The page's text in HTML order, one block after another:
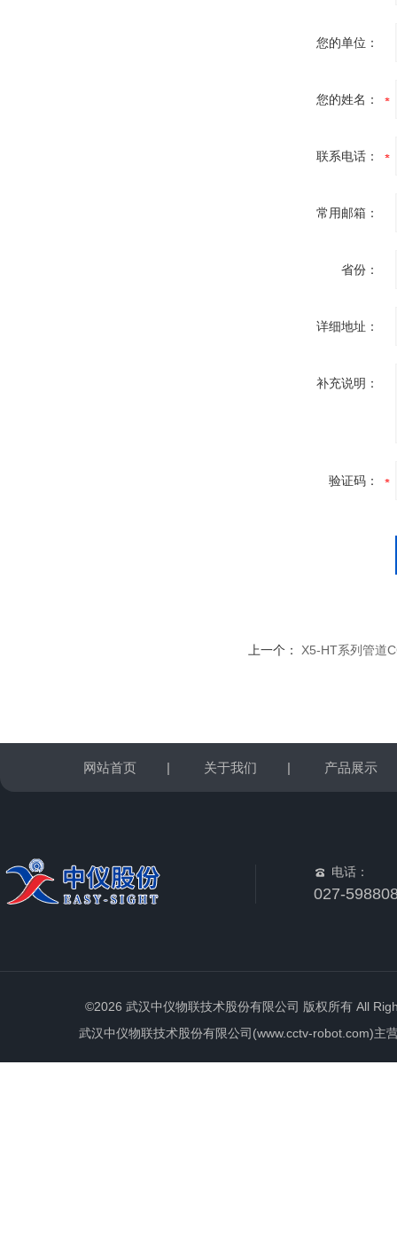
您的单位：
您的姓名：
联系电话：
常用邮箱：
省份：
详细地址：
补充说明：
验证码：
上一个： X5-HT系列管道
网站首页 | 关于我们 | 产品展示
电话：
027-
©2026 武汉中仪物联技术股份有限公司 版权所有 All
武汉中仪物联技术股份有限公司(www.cctv-robot.com)主